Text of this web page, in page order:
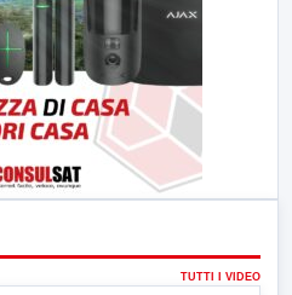
TUTTI I VIDEO